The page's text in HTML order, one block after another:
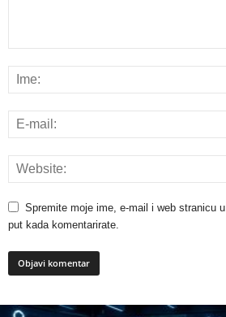
Spremite moje ime, e-mail i web stranicu
put kada komentarirate.